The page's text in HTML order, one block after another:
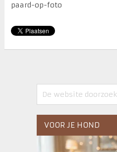
paard-op-foto
VOOR JE HOND